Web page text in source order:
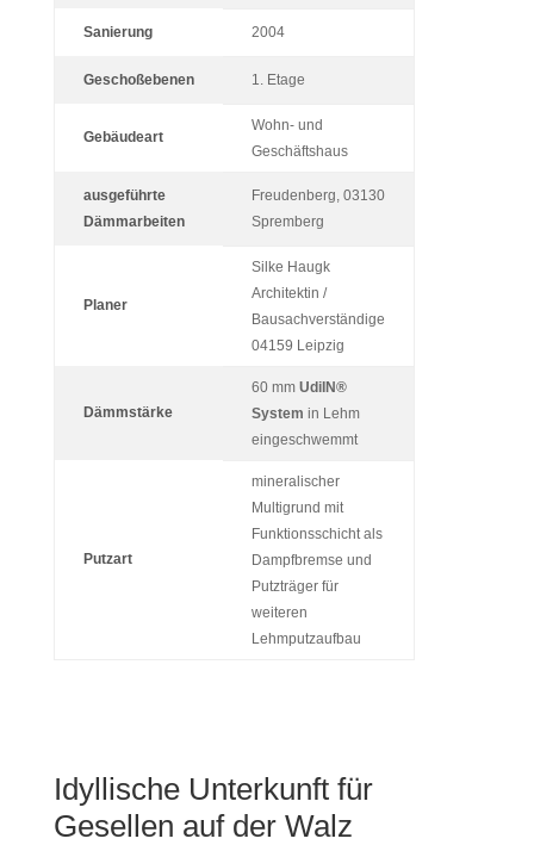
Sanierung 2004
Geschoßebenen 1. Etage
Gebäudeart
Wohn- und
Geschäftshaus
ausgeführte
Dämmarbeiten
Freudenberg, 03130
Spremberg
Planer
Silke Haugk
Architektin /
Bausachverständige
04159 Leipzig
Dämmstärke
60 mm UdiIN®
System in Lehm
eingeschwemmt
Putzart
mineralischer
Multigrund mit
Funktionsschicht als
Dampfbremse und
Putzträger für
weiteren
Lehmputzaufbau
Idyl­li­sche Unter­kunft für
Gesellen auf der Walz